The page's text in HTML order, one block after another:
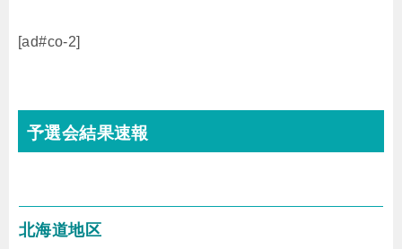
[ad#co-2]
予選会結果速報
北海道地区